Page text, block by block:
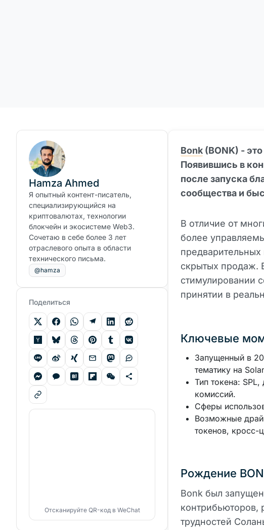
Bonk (BONK) - это
Появившись в
после запуска
сообщества и
В отличие от
более
скрытых продаж.
стимулировании
принятии в
Ключевые
Запущенный в
тематику на
Тип токена: SPL,
комиссий.
Сферы
Возможные
токенов, кросс-
Рождение
Bonk был
контрибьюторов,
трудностей
Hamza Ahmed
Я опытный контент-писатель,
специализирующийся на
криптовалютах, технологии
блокчейн и экосистеме Web3.
Сочетаю в себе более 3 лет
отраслевого опыта в области
технического письма.
@hamza
Поделиться
Отсканируйте QR-код в WeChat